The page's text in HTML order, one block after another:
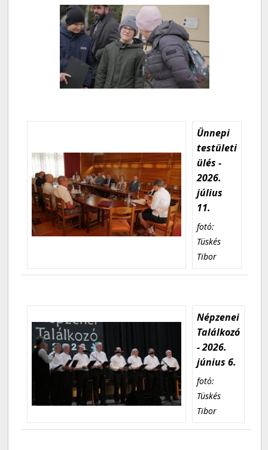
Ünnepi
testületi
ülés -
2026.
július
11.
fotó:
Tüskés
Tibor
Népzenei
Találkozó
- 2026.
június 6.
fotó:
Tüskés
Tibor